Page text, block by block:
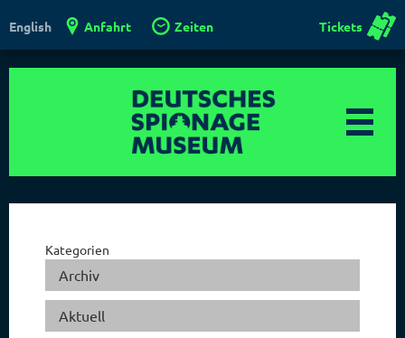
English Anfahrt Zeiten Tickets
Kategorien
Archiv
Aktuell